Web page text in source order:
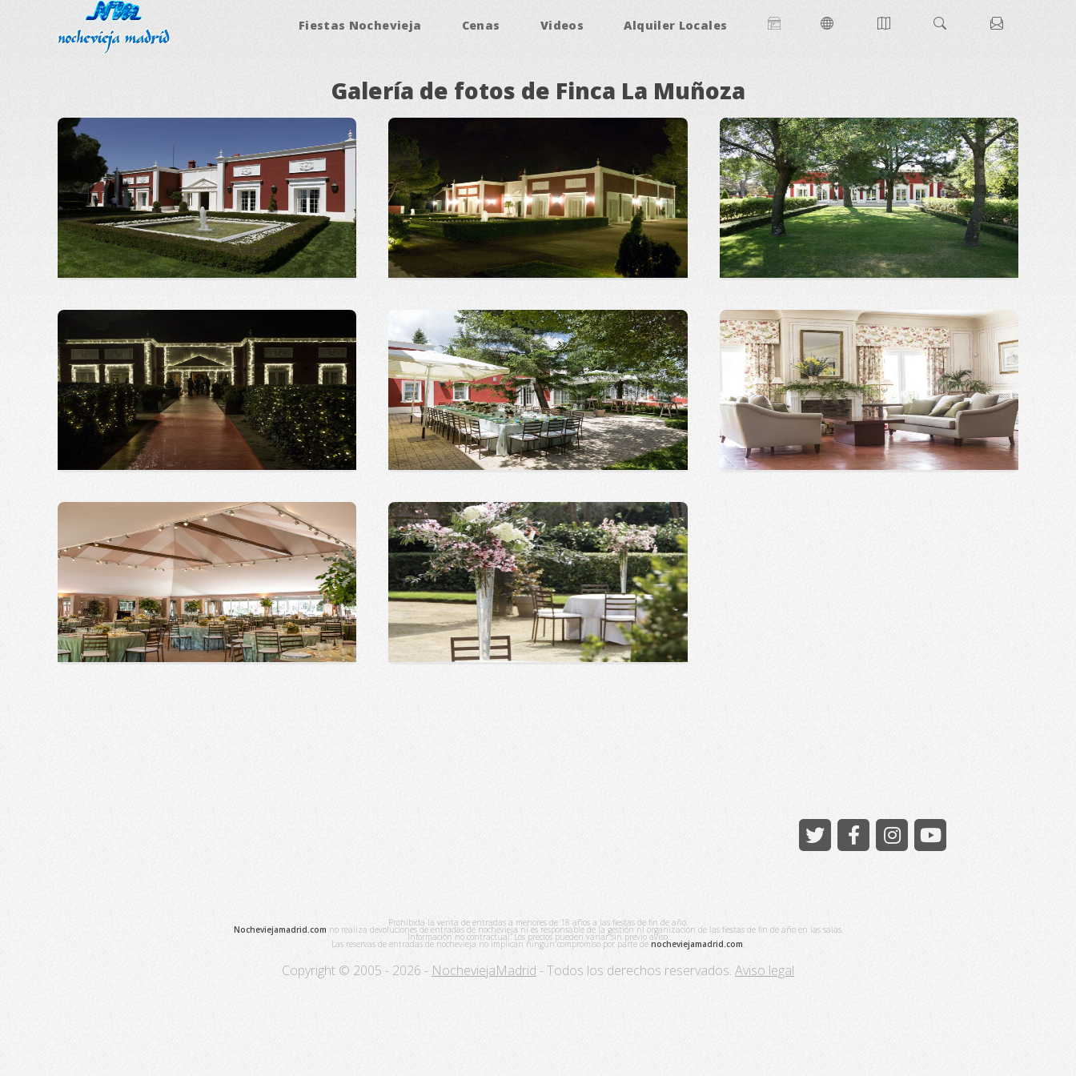
Fiestas Nochevieja Cenas Videos Alquiler Locales
Galería de fotos de Finca La Muñoza
Prohibida la venta de entradas a menores de 18 años a las fiestas de fin de año.
Nocheviejamadrid.com no realiza devoluciones de entradas de nochevieja ni es responsable de la gestión ni organización de las fiestas de fin de año en las salas.
Información no contractual. Los precios pueden variar sin previo aviso.
Las reservas de entradas de nochevieja no implican ningún compromiso por parte de nocheviejamadrid.com.
Copyright © 2005 - 2026 - NocheviejaMadrid - Todos los derechos reservados. Aviso legal